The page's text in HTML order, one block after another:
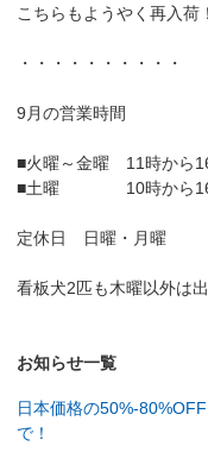
こちらもようやく再入荷！
・・・・・・・・・・
9月の営業時間
■火曜～金曜 11時から
■土曜 10時から16
定休日 日曜・月曜
看板犬2匹も木曜以外は
お知らせ一覧
日本価格の50%-
で！